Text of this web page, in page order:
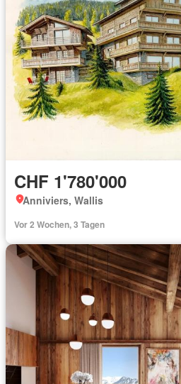
CHF 1'780'000
Anniviers, Wallis
Vor 2 Wochen, 3 Tagen